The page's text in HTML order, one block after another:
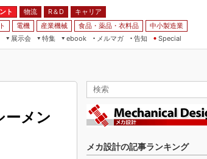
ト 物流 R＆D
キャリア
電機 産業機械 食品・薬品・衣料品
中小製造業
展示会
特集
ebook
メルマガ
告知 Special
ーメン
メカ設計の記事ランキング